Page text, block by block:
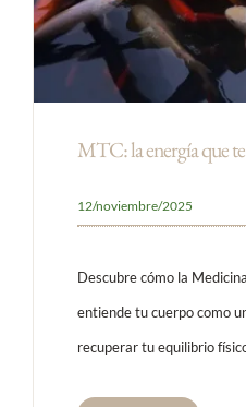
MTC: la energía que
12/noviembre/2025
Descubre cómo la
entiende tu cuerpo como
recuperar tu equilibrio